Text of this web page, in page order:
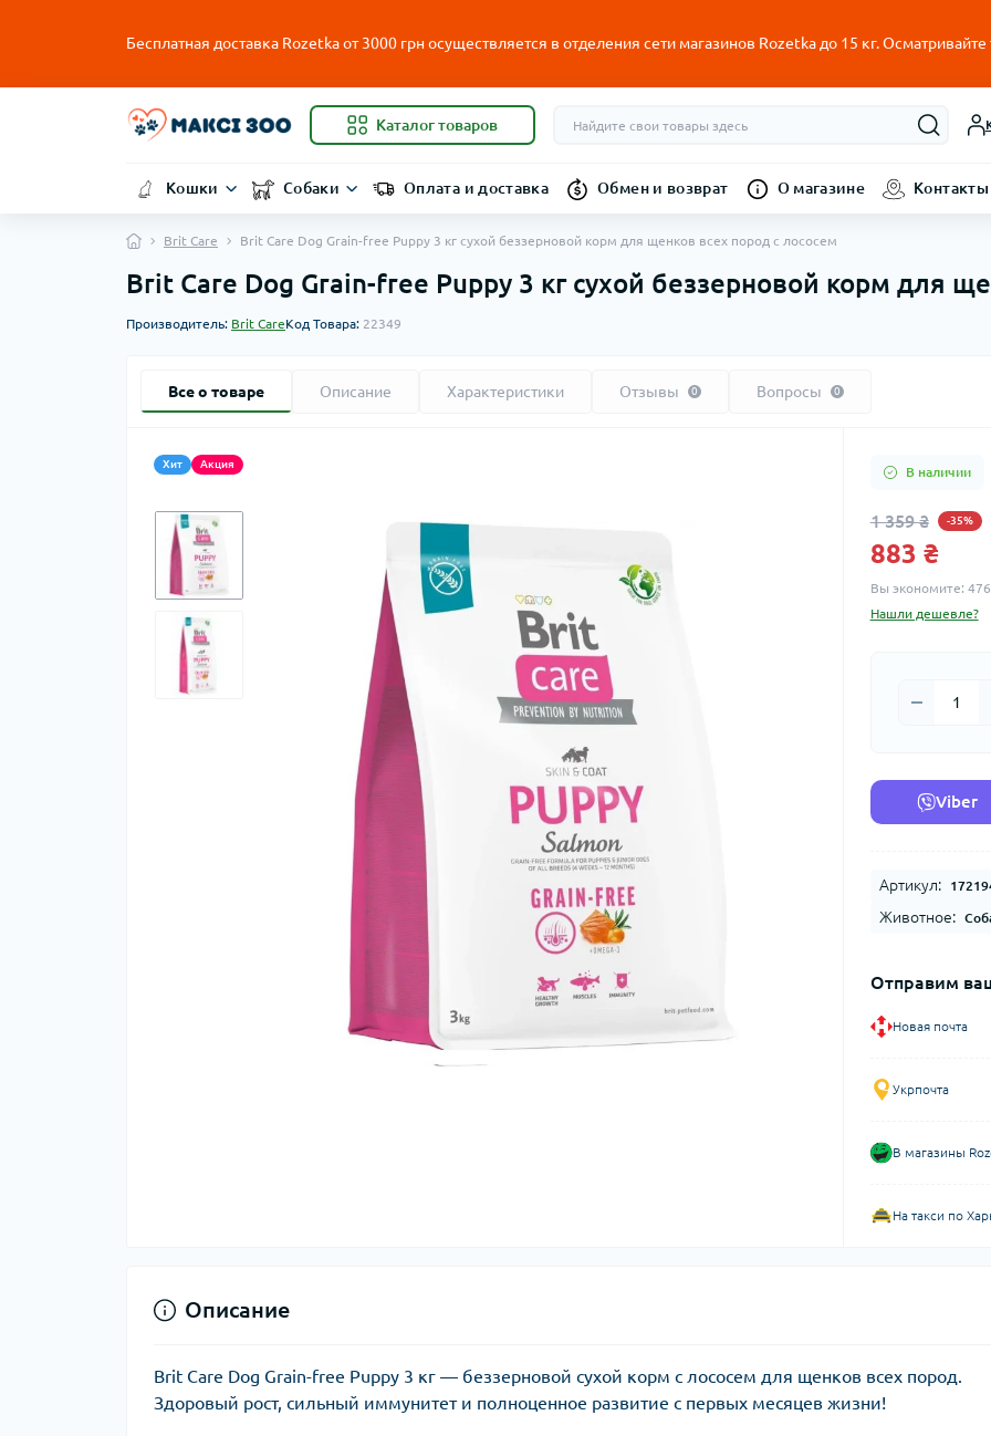
Бесплатная доставка Rozetka от3000 грн осуществляется в отделения сети магазинов Rozetka до 15 кг.
Каталог товаров
Кошки Собаки Оплата и доставка Обмен и возврат О магазине Контакты
Brit Care Brit Care Dog Grain-free Puppy 3 кг сухой беззерновой корм для щенков всех пород с лососем
Brit Care Dog Grain-free Puppy 3 кг сухой беззерновой корм для
Производитель: Brit CareКод Товара: 22349
Все о товаре Описание Характеристики Отзывы 0 Вопросы 0
Хит Акция
В наличии
1 359 ₴ -35%
883 ₴
Вы экономите:
Нашли дешевле?
Viber
Артикул:
Животное:
Отправим
Новая почта
Укрпочта
В магазины
На такси по
Описание
Brit Care Dog Grain-free Puppy 3 кг — беззерновой сухой корм с лососем для щенков всех пород.
Здоровый рост, сильный иммунитет и полноценное развитие с первых месяцев жизни!